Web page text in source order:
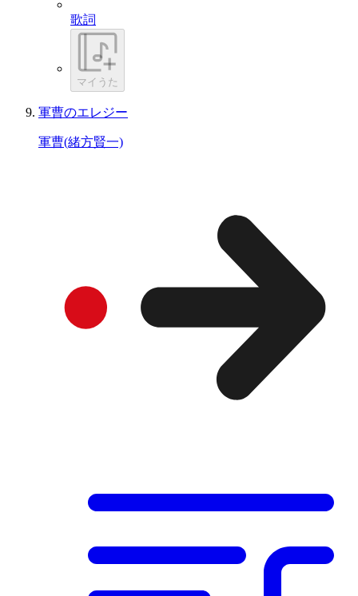
歌詞
マイうた
軍曹のエレジー
軍曹(緒方賢一)